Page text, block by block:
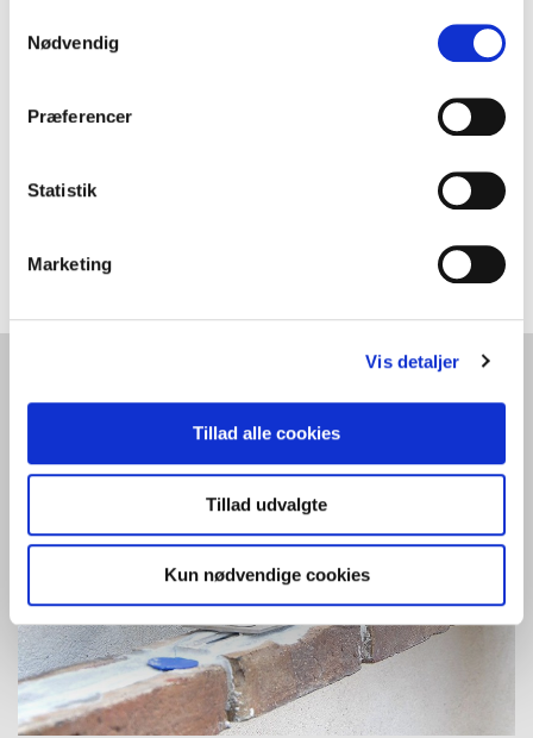
Nødvendig
Præferencer
Statistik
Marketing
Vis detaljer
Tillad alle cookies
Tillad udvalgte
Kun nødvendige cookies